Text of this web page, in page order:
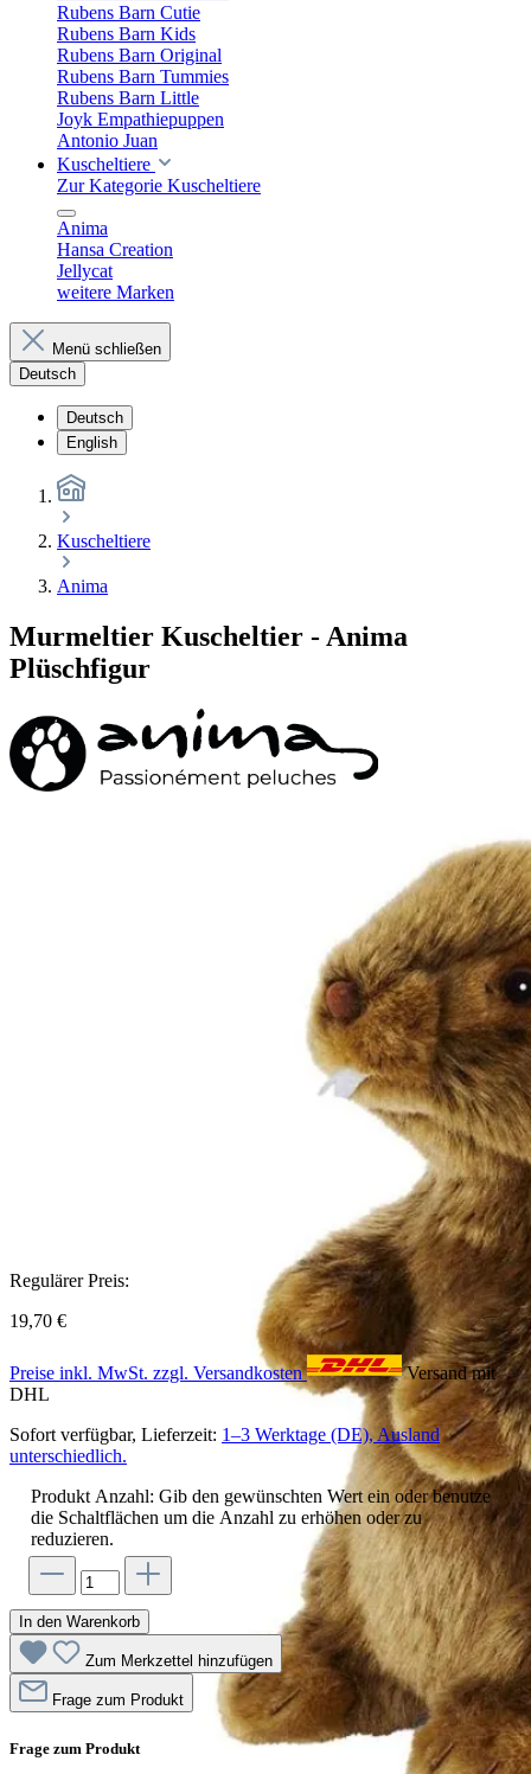
Rubens Barn Cutie
Rubens Barn Kids
Rubens Barn Original
Rubens Barn Tummies
Rubens Barn Little
Joyk Empathiepuppen
Antonio Juan
Kuscheltiere
Zur Kategorie Kuscheltiere
Anima
Hansa Creation
Jellycat
weitere Marken
Menü schließen
Deutsch
Deutsch
English
Kuscheltiere
Anima
Murmeltier Kuscheltier - Anima
Plüschfigur
Regulärer Preis:
19,70 €
Preise inkl. MwSt. zzgl. Versandkosten
Versand mit
DHL
Sofort verfügbar, Lieferzeit: 1–3 Werktage (DE), Ausland
unterschiedlich.
Produkt Anzahl: Gib den gewünschten Wert ein oder benutze
die Schaltflächen um die Anzahl zu erhöhen oder zu
reduzieren.
In den Warenkorb
Zum Merkzettel hinzufügen
Frage zum Produkt
Frage zum Produkt